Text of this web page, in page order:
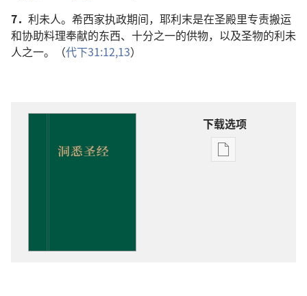
7． 利未人。希西家执政期间，耶利末是在圣殿里专责搬运
和协助料理奉献的东西、十分之一的供物，以及圣物的利未
人之一。（代下31:12,13）
下载选项
电